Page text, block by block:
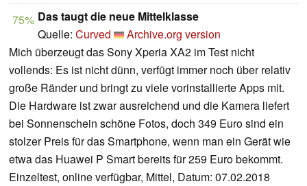
75% Das taugt die neue Mittelklasse
Quelle: Curved
Archive.org version
Mich überzeugt das Sony Xperia XA2 im Test nicht
vollends: Es ist nicht dünn, verfügt immer noch über relativ
große Ränder und bringt zu viele vorinstallierte Apps mit.
Die Hardware ist zwar ausreichend und die Kamera liefert
bei Sonnenschein schöne Fotos, doch 349 Euro sind ein
stolzer Preis für das Smartphone, wenn man ein Gerät wie
etwa das Huawei P Smart bereits für 259 Euro bekommt.
Einzeltest, online verfügbar, Mittel, Datum: 07.02.2018